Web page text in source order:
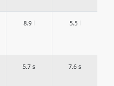
8.9 l 5.5 l
5.7 s 7.6 s